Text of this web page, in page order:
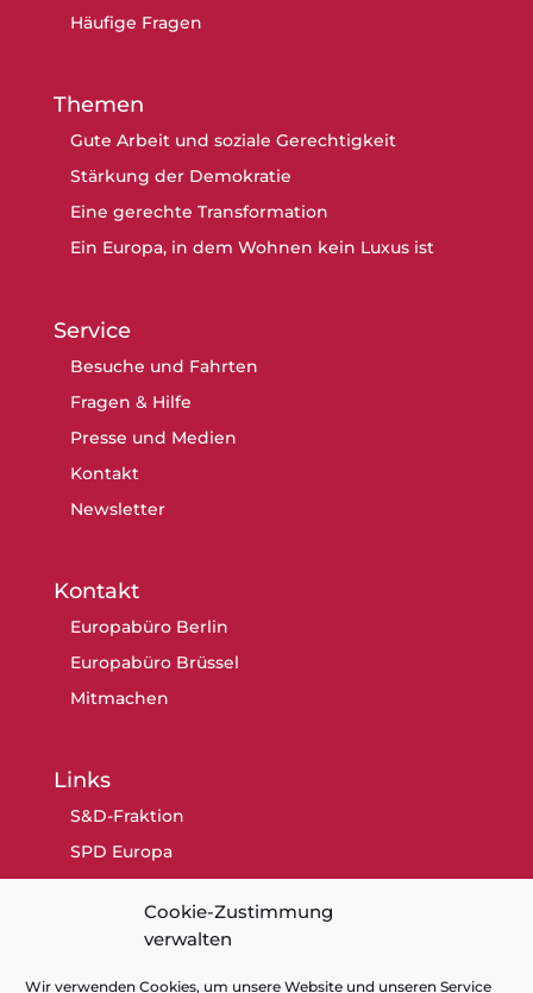
Cookie-Zustimmung
verwalten
Wir verwenden Cookies, um unsere Website und unseren Service
Häufige Fragen
Themen
Gute Arbeit und soziale Gerechtigkeit
Stärkung der Demokratie
Eine gerechte Transformation
Ein Europa, in dem Wohnen kein Luxus ist
Service
Besuche und Fahrten
Fragen & Hilfe
Presse und Medien
Kontakt
Newsletter
Kontakt
Europabüro Berlin
Europabüro Brüssel
Mitmachen
Links
S&D-Fraktion
SPD Europa